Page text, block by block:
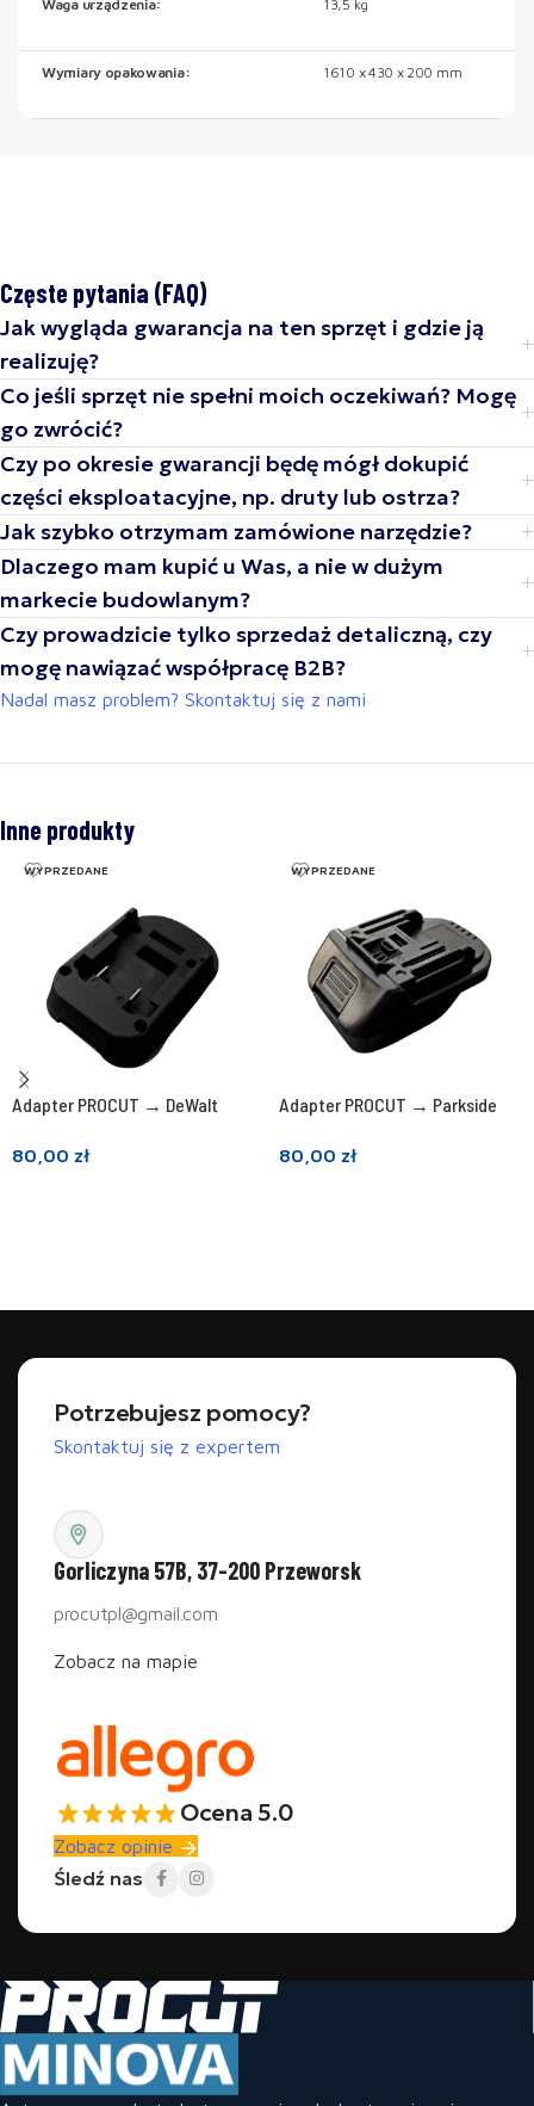
Waga urządzenia: 13,5 kg
Wymiary opakowania: 1610 x 430 x 200 mm
Częste pytania (FAQ)
Jak wygląda gwarancja na ten sprzęt i gdzie ją
realizuję?
Co jeśli sprzęt nie spełni moich oczekiwań? Mogę
go zwrócić?
Czy po okresie gwarancji będę mógł dokupić
części eksploatacyjne, np. druty lub ostrza?
Jak szybko otrzymam zamówione narzędzie?
Dlaczego mam kupić u Was, a nie w dużym
markecie budowlanym?
Czy prowadzicie tylko sprzedaż detaliczną, czy
mogę nawiązać współpracę B2B?
Nadal masz problem? Skontaktuj się z nami
Inne produkty
WYPRZEDANE
Adapter PROCUT → DeWalt
80,00 zł
WYPRZEDANE
Adapter PROCUT → Parkside
80,00 zł
Potrzebujesz pomocy?
Skontaktuj się z expertem
Gorliczyna 57B, 37-200 Przeworsk
procutpl@gmail.com
Zobacz na mapie
Ocena 5.0
Zobacz opinie
Śledź nas